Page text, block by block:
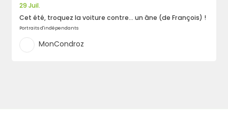
29 Juil.
Cet été, troquez la voiture contre… un âne (de François) !
Portraits d'indépendants
MonCondroz